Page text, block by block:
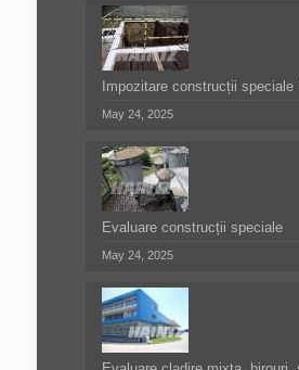
Impozitare construcții speciale
May 24, 2025
Evaluare construcții speciale
May 24, 2025